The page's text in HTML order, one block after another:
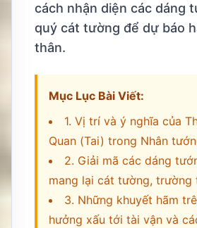
cách nhận diện các dáng
quý cát tường để dự báo
thân.
Mục Lục Bài Viết:
1. Vị trí và ý nghĩa của
Quan (Tai) trong Nhân
2. Giải mã các dáng
mang lại cát tường, trường
3. Những khuyết hãm
hưởng xấu tới tài vận và